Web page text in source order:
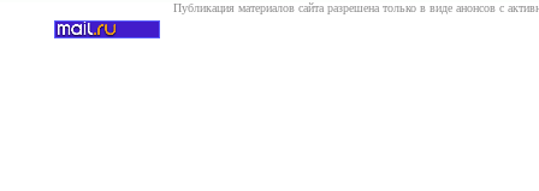
Публикация материалов сайта разрешена только в виде анонсов с